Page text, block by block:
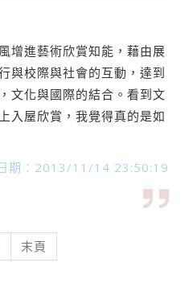
增進藝術欣賞知能，藉由展
與校際與社會的互動，達到
文化與國際的結合。看到文
入屋欣賞，我覺得真的是如
期：2013/11/14 23:50:19
末頁